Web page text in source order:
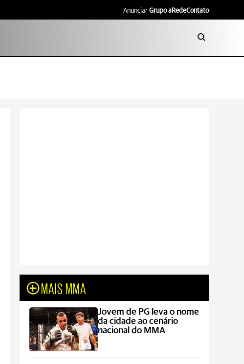
Anunciar Grupo aRedeContato
MAIS MMA
Jovem de PG leva o nome
da cidade ao cenário
nacional do MMA